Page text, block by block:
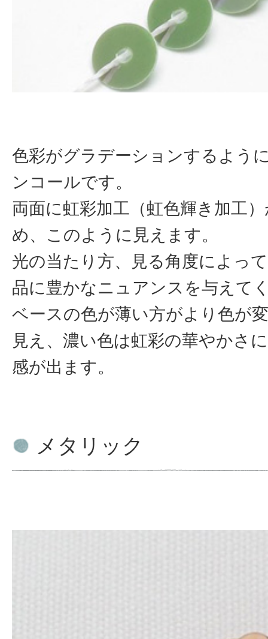
色彩がグラデーションするよう
ンコールです。
両面に虹彩加工（虹色輝き加工
め、このように見えます。
光の当たり方、見る角度によっ
品に豊かなニュアンスを与えて
ベースの色が薄い方がより色が
見え、濃い色は虹彩の華やかさ
感が出ます。
メタリック